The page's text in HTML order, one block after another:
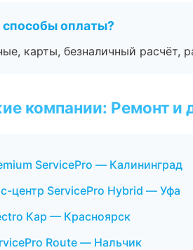
способы оплаты?
карты, безналичный расчёт,
компании: Ремонт и
ServicePro — Калининград
центр ServicePro Hybrid — Уфа
Кар — Красноярск
Route — Нальчик